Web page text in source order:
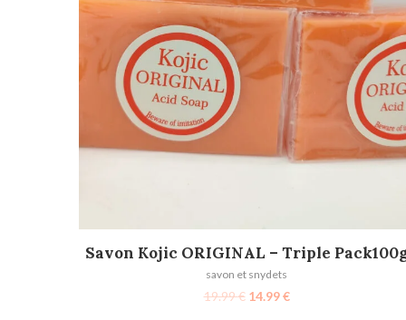
AJOUTER AU PANIER
Savon Kojic ORIGINAL – Triple
savon et snydets
19.99€ 14.99€